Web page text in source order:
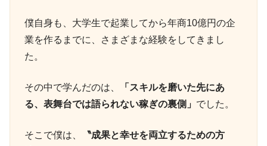
僕自身も、大学生で起業してから年商10億円の企
業を作るまでに、さまざまな経験をしてきまし
た。
その中で学んだのは、
「スキルを磨いた先にあ
る、表舞台では語られない稼ぎの裏側」 でした。
そこで僕は、
〝成果と幸せを両立するための方